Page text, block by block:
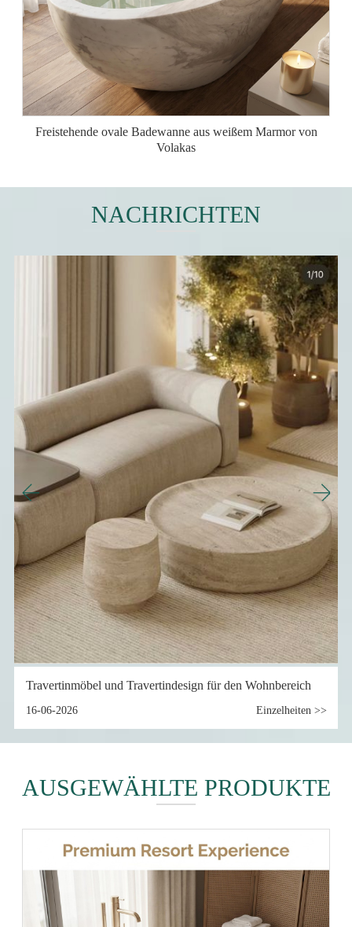
Freistehende ovale Badewanne aus weißem Marmor von
Volakas
NACHRICHTEN
Travertinmöbel und Travertindesign für den Wohnbereich
16-06-2026 Einzelheiten >>
AUSGEWÄHLTE PRODUKTE